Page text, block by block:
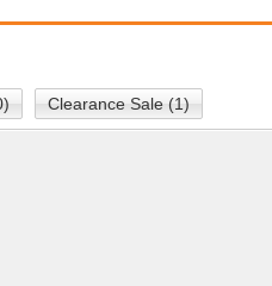
Clearance Sale (1)